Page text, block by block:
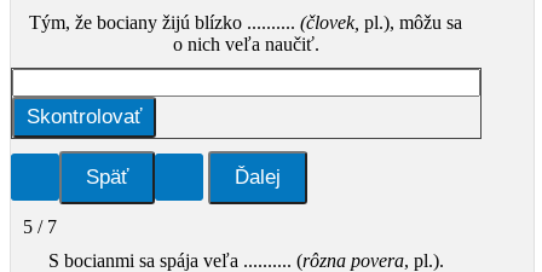
Tým, že bociany žijú blízko ..........(človek, pl.), môžu sa
o nich veľa naučiť.
Skontrolovať
5 / 7
S bocianmi sa spája veľa .......... (rôzna povera, pl.).